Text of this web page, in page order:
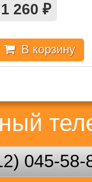
1 260 ₽
В корзину
045-58-